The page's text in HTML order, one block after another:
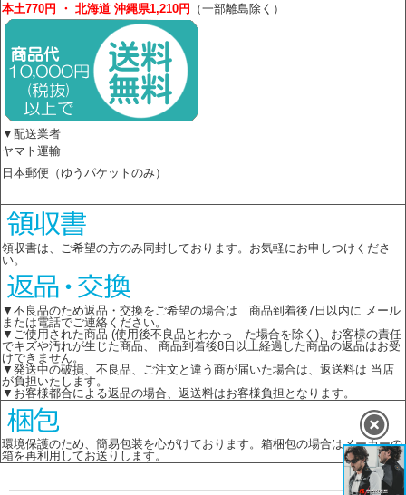
本土770円 ・ 北海道 沖縄県1,210円 （一部離島除く）
▼配送業者
ヤマト運輸
日本郵便（ゆうパケットのみ）
領収書は、ご希望の方のみ同封しております。お気軽にお申しつけくださ
い。
▼不良品のため返品・交換をご希望の場合は 商品到着後7日以内に メール
または電話でご連絡ください。
▼ご使用された商品 (使用後不良品とわかっ た場合を除く)、お客様の責任
でキズや汚れが生じた商品、 商品到着後8日以上経過した商品の返品はお受
けできません。
▼発送中の破損、不良品、ご注文と違う商が届いた場合は、返送料は 当店
が負担いたします。
▼お客様都合による返品の場合、返送料はお客様負担となります。
環境保護のため、簡易包装を心がけております。箱梱包の場合はメーカーの
箱を再利用してお送りします。